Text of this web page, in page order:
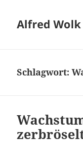
Alfred Wolk
Schlagwort: